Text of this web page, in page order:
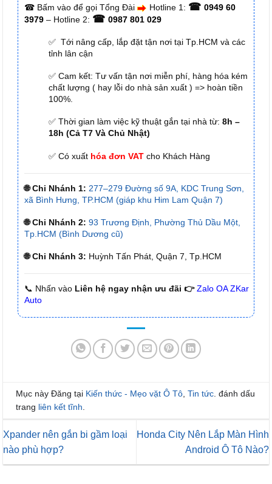
☎ Bấm vào để gọi Tổng Đài Hotline 1: ☎ 0949 60
3979 – Hotline 2: ☎ 0987 801 029
✅ Tới nâng cấp, lắp đặt tận nơi tại Tp.HCM và các
tỉnh lân cận
✅ Cam kết: Tư vấn tận nơi miễn phí, hàng hóa kém
chất lượng ( hay lỗi do nhà sản xuất ) => hoàn tiền
100%.
✅ Thời gian làm việc kỹ thuật gắn tại nhà từ: 8h –
18h (Cả T7 Và Chủ Nhật)
✅ Có xuất hóa đơn VAT cho Khách Hàng
🌐 Chi Nhánh 1: 277–279 Đường số 9A, KDC Trung Sơn,
xã Bình Hưng, TP.HCM (giáp khu Him Lam Quận 7)
🌐 Chi Nhánh 2: 93 Trương Định, Phường Thủ Dầu Một,
Tp.HCM (Bình Dương cũ)
🌐 Chi Nhánh 3: Huỳnh Tấn Phát, Quận 7, Tp.HCM
📞 Nhấn vào Liên hệ ngay nhận ưu đãi 👉 Zalo OA ZKar
Auto
Mục này Đăng tại Kiến thức - Mẹo vặt Ô Tô Tin tức . đánh dấu
trang liên kết tĩnh
Xpander nên gắn bi gầm loại
nào phù hợp?
Honda City Nên Lắp Màn Hình
Android Ô Tô Nào?